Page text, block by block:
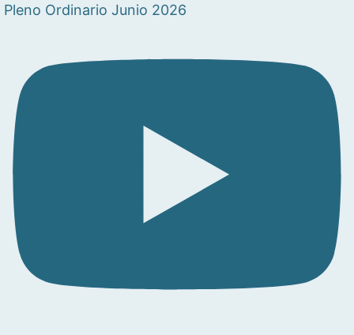
Pleno Ordinario Junio 2026